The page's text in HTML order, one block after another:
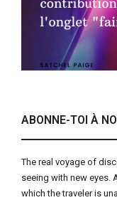
ABONNE-TOI À
The real voyage of
seeing with new eyes.
which the traveler is